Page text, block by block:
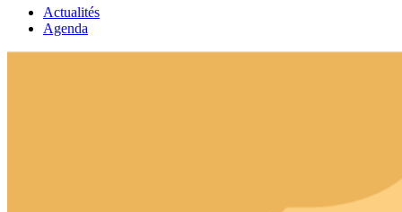
Actualités
Agenda